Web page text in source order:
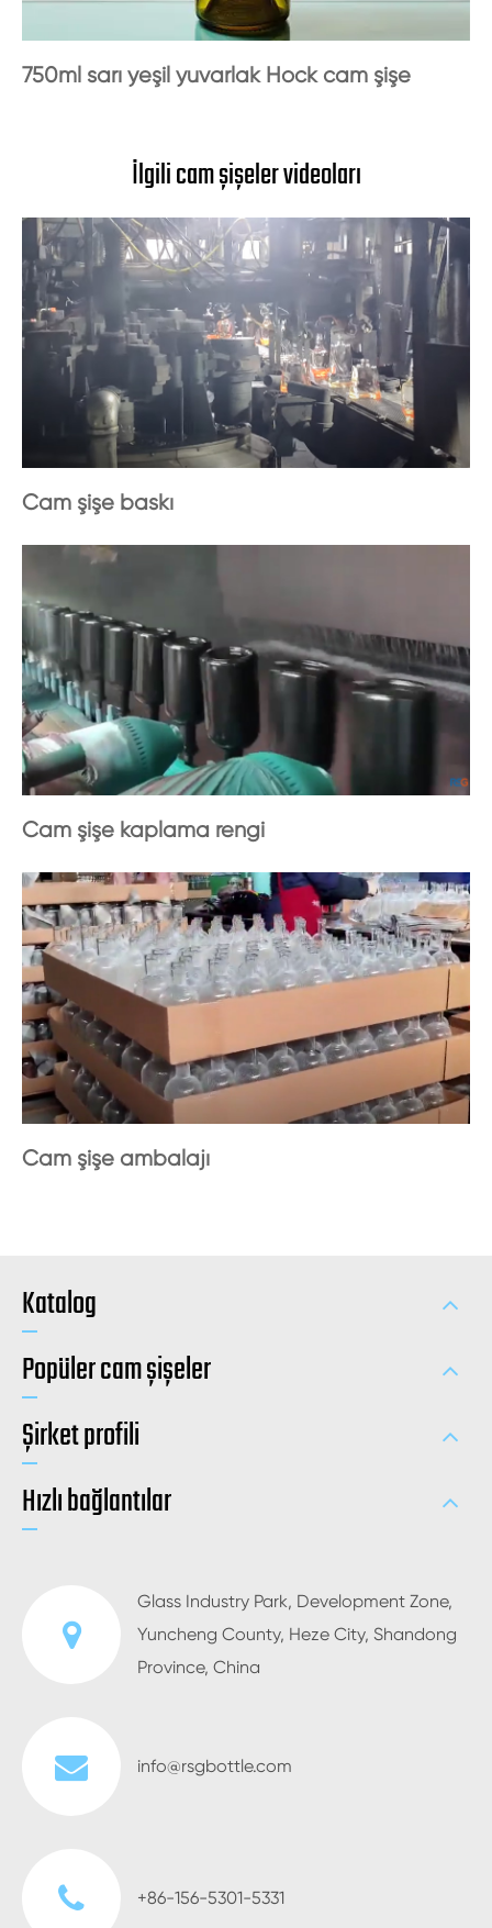
750ml sarı yeşil yuvarlak Hock cam şişe
İlgili cam şişeler videoları
Cam şişe baskı
Cam şişe kaplama rengi
Cam şişe ambalajı
Katalog
Popüler cam şişeler
Şirket profili
Hızlı bağlantılar
Glass Industry Park, Development Zone,
Yuncheng County, Heze City, Shandong
Province, China
info@rsgbottle.com
+86-156-5301-5331